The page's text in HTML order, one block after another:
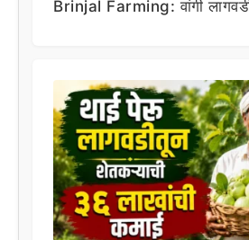
Brinjal Farming: वांगी